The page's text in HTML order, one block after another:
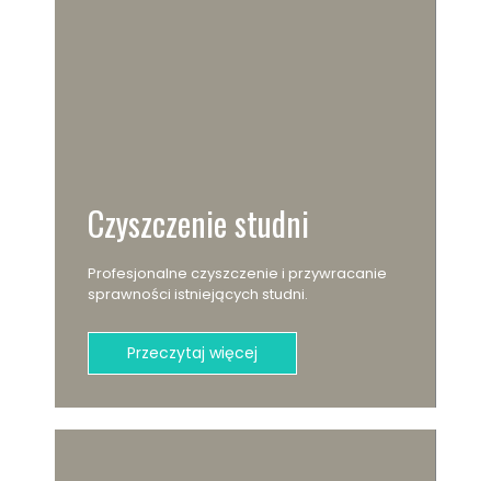
Czyszczenie studni
Profesjonalne czyszczenie i przywracanie
sprawności istniejących studni.
Przeczytaj więcej